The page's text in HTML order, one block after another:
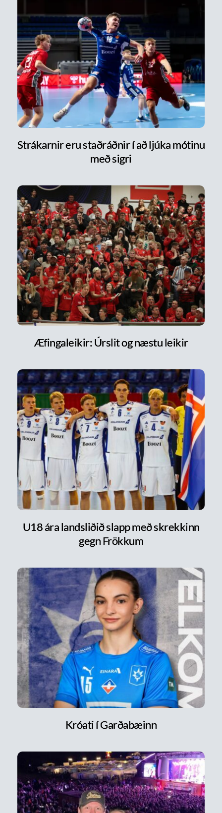
Strákarnir eru staðráðnir í að ljúka mótinu
með sigri
Æfingaleikir: Úrslit og næstu leikir
U18 ára landsliðið slapp með skrekkinn
gegn Frökkum
Króati í Garðabæinn